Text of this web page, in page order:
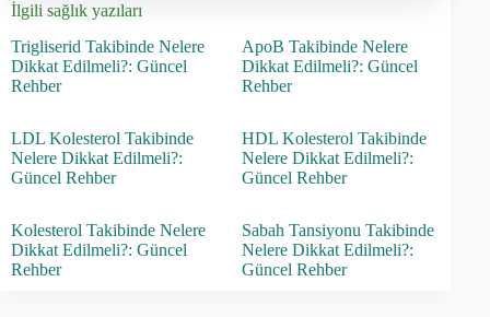
İlgili sağlık yazıları
Trigliserid Takibinde Nelere
Dikkat Edilmeli?: Güncel
Rehber
ApoB Takibinde Nelere
Dikkat Edilmeli?: Güncel
Rehber
LDL Kolesterol Takibinde
Nelere Dikkat Edilmeli?:
Güncel Rehber
HDL Kolesterol Takibinde
Nelere Dikkat Edilmeli?:
Güncel Rehber
Kolesterol Takibinde Nelere
Dikkat Edilmeli?: Güncel
Rehber
Sabah Tansiyonu Takibinde
Nelere Dikkat Edilmeli?:
Güncel Rehber